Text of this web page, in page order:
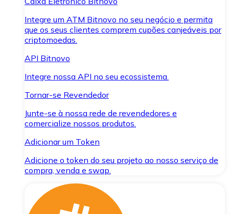
Integre um ATM Bitnovo no seu negócio e permita
que os seus clientes comprem cupões canjeáveis por
criptomoedas.
API Bitnovo
Integre nossa API no seu ecossistema.
Tornar-se Revendedor
Junte-se à nossa rede de revendedores e
comercialize nossos produtos.
Adicionar um Token
Adicione o token do seu projeto ao nosso serviço de
compra, venda e swap.